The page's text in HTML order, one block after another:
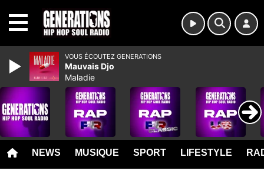
NEWS MUSIQUE SPORT LIFESTYLE
VOUS ÉCOUTEZ GENERATIONS
Mauvais Djo
Maladie